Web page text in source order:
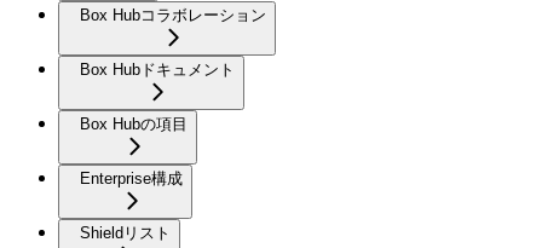
Box Hubコラボレーション
Box Hubドキュメント
Box Hubの項目
Enterprise構成
Shieldリスト